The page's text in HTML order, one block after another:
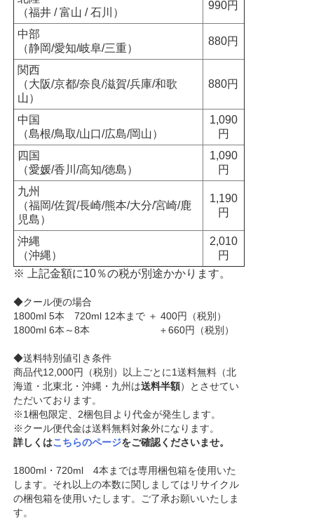
（福井 / 富山 / 石川）
990円
中部
（静岡/愛知/岐阜/三重）
880円
関西
（大阪/京都/奈良/滋賀/兵庫/和歌
山）
880円
中国
（島根/鳥取/山口/広島/岡山）
1,090
円
四国
（愛媛/香川/高知/徳島）
1,090
円
九州
（福岡/佐賀/長崎/熊本/大分/宮崎/鹿
児島）
1,190
円
沖縄
（沖縄）
2,010
円
※ 上記金額に10％の税が別途かかります。
◆クール便の場合
1800ml 5本 720ml 12本まで ＋ 400円（税別）
1800ml 6本～8本 ＋660円（税別）
◆送料特別値引き条件
商品代12,000円（税別）以上ごとに1送料無料（北
海道・北東北・沖縄・九州は送料半額）とさせてい
ただいております。
※1梱包限定、2梱包目より代金が発生します。
※クール便代金は送料無料対象外になります。
詳しくはこちらのページをご確認くださいませ。
1800ml・720ml 4本までは専用梱包箱を使用いた
します。それ以上の本数に関しましてはリサイクル
の梱包箱を使用いたします。ご了承お願いいたしま
す。